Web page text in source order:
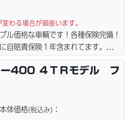
わる場合が御座います。
ル価格な車輌です！各種保険完備！
自賠責保険１年含まれてます。全国
配達致します！！（離島の場合は
保険加入可能！ｗｅｂローン・カー
変更からレストアまで、お気軽にお
て詳細画像見れます。
ー400 ４ＴＲモデル フ
本体価格(税込み) ：